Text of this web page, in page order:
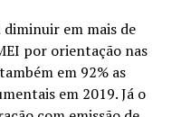
em mais de
por orientação nas
em 92% as
em 2019. Já o